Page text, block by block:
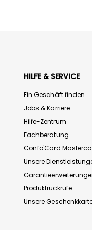
HILFE & SERVICE
Ein Geschäft finden
Jobs & Karriere
Hilfe-Zentrum
Fachberatung
Confo'Card
Unsere
Produktrückrufe
Unsere